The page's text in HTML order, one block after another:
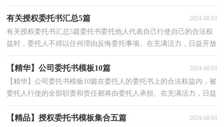
有关授权委托书汇总5篇 2024-08-01
有关授权委托书汇总5篇委托书委托他人代表自己行使自己的合法权
益时，委托人不得以任何理由反悔委托事项。在充满活力，日益开放
【精华】公司委托书模板10篇 2024-08-01
【精华】公司委托书模板10篇在委托人的委托书上的合法权益内，被
委托人行使的全部职责和责任都将由委托人承担。在充满活力，日益
【精品】授权委托书模板集合五篇 2024-08-01